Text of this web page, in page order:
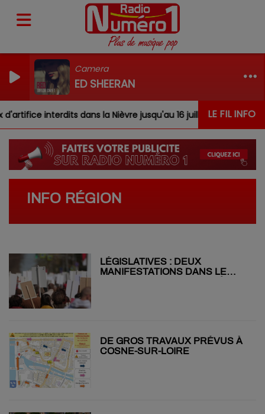
Camera
ED SHEERAN
LE FIL INFO
interdits dans la Nièvre jusqu'au 16 juillet
INFO RÉGION
LÉGISLATIVES : DEUX
MANIFESTATIONS DANS LE
DE GROS TRAVAUX PRÉVUS À
COSNE-SUR-LOIRE